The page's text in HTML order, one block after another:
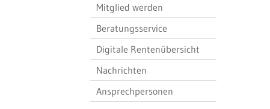
Mitglied werden
Beratungsservice
Digitale Rentenübersicht
Nachrichten
Ansprechpersonen